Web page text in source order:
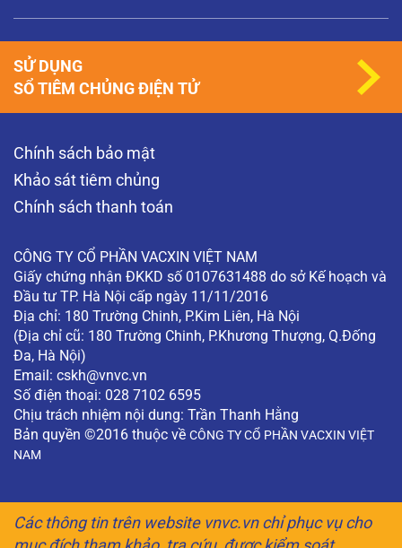
Chính sách bảo mật
Khảo sát tiêm chủng
Chính sách thanh toán
CÔNG TY CỔ PHẦN VACXIN VIỆT NAM
Giấy chứng nhận ĐKKD số 0107631488 do sở Kế hoạch và
Đầu tư TP. Hà Nội cấp ngày 11/11/2016
Địa chỉ: 180 Trường Chinh, P.Kim Liên, Hà Nội
(Địa chỉ cũ: 180 Trường Chinh, P.Khương Thượng, Q.Đống
Đa, Hà Nội)
Email: cskh@vnvc.vn
Số điện thoại: 028 7102 6595
Chịu trách nhiệm nội dung: Trần Thanh Hằng
Bản quyền ©2016 thuộc về CÔNG TY CỔ PHẦN VACXIN VIỆT
NAM
SỬ DỤNG
SỔ TIÊM CHỦNG ĐIỆN TỬ
Các thông tin trên website vnvc.vn chỉ phục vụ cho